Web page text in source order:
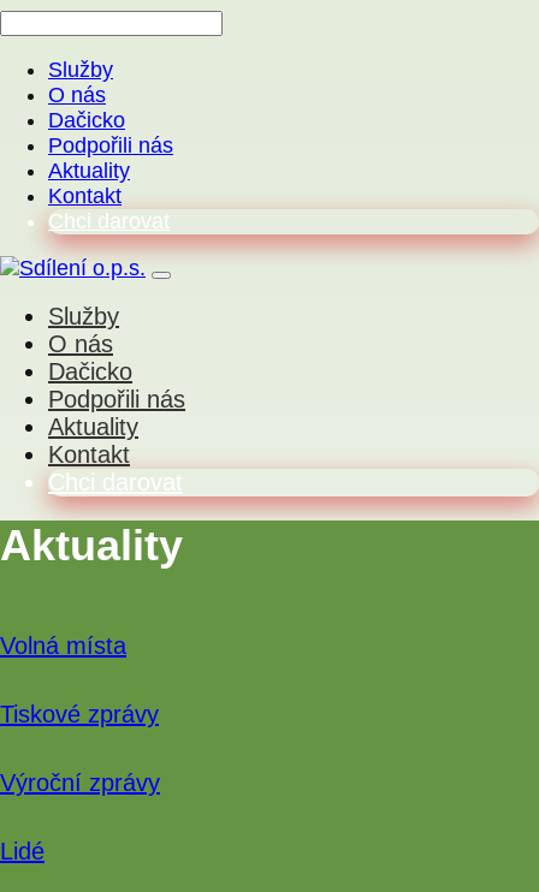
Služby
O nás
Dačicko
Podpořili nás
Aktuality
Kontakt
Chci darovat
Služby
O nás
Dačicko
Podpořili nás
Aktuality
Kontakt
Chci darovat
Aktuality
Volná místa
Tiskové zprávy
Výroční zprávy
Lidé